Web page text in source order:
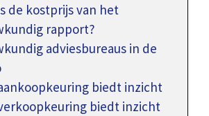
de kostprijs van het
rapport?
adviesbureaus in de
biedt inzicht
biedt inzicht